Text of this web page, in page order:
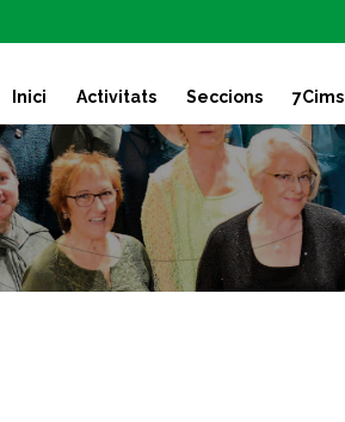
Inici Activitats Seccions 7Cims